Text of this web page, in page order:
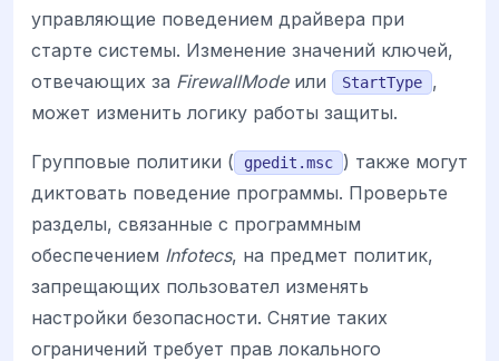
управляющие поведением драйвера при
старте системы. Изменение значений ключей,
отвечающих за FirewallModeили StartType
,
может изменить логику работы защиты.
Групповые политики ( gpedit.msc
) также могут
диктовать поведение программы. Проверьте
разделы, связанные с программным
обеспечением Infotecs, на предмет политик,
запрещающих пользовател изменять
настройки безопасности. Снятие таких
ограничений требует прав локального